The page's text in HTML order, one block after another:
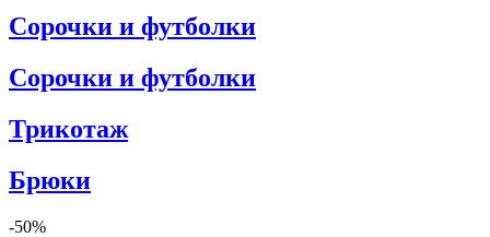
Сорочки и футболки
Сорочки и футболки
Трикотаж
Брюки
-50%